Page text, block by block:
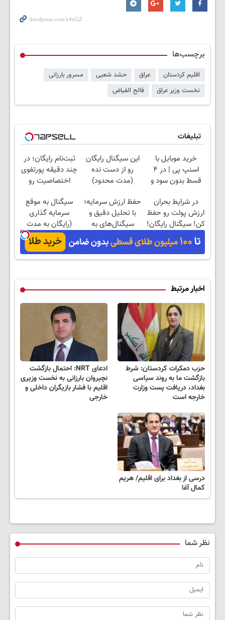
برچسب‌ها
اقلیم کردستان عراق حشد شعبی
مسرور بارزانی
نخست وزیر عراق
فالح الفیاض
تبلیغات
خرید موبایل با
اسنپ پی | در ۴
قسط بدون سود و
این سیگنال رایگان
رو از دست نده
(مدت محدود)
ثبت‌نام رایگان؛ در
چند دقیقه پورتفوی
اختصاصیت رو
در شرایط بحران
ارزش پولت رو حفظ
کن! سیگنال رایگان!
حفظ ارزش سرمایه؛
با تحلیل دقیق و
سیگنال‌های به
موقع!
سیگنال به موقع
سرمایه گذاری
(رایگان به مدت
محدود)
اخبار مرتبط
حزب دمکرات کردستان: شرط
بازگشت ما به روند سیاسی
بغداد، دریافت پست وزارت
خارجه است
ادعای NRT: احتمال بازگشت
نچیروان بارزانی به نخست وزیری
اقلیم با فشار بازیگران داخلی و
خارجی
درسی از بغداد برای اقلیم/ هریم
کمال آغا
نظر شما